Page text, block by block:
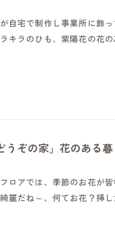
自宅で制作し事業所に飾
キラのひも、紫陽花の花
ぞの家」花のある暮
ロアでは、季節のお花が
麗だね～、何てお花？挿